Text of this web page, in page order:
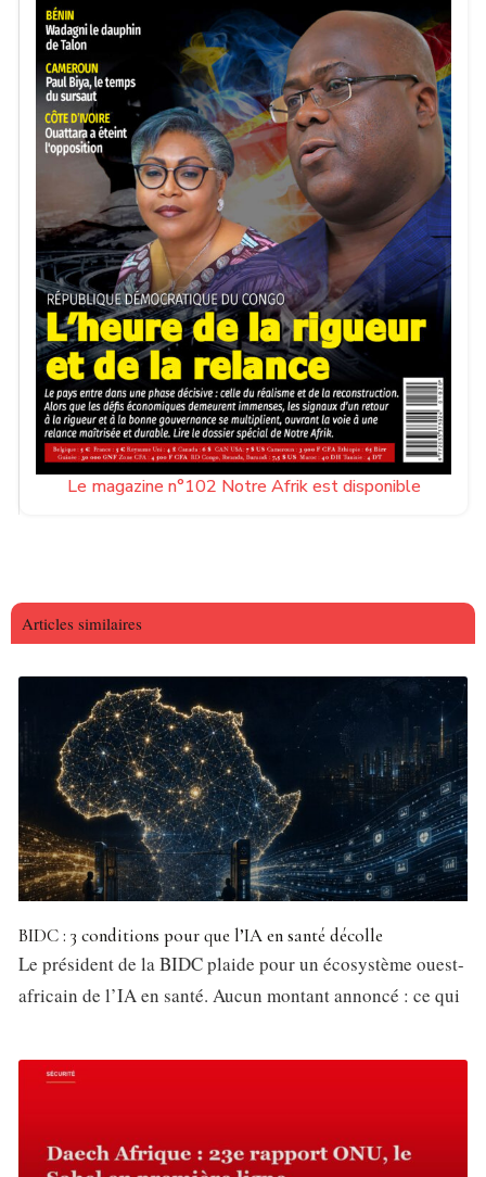
Le magazine n°102 Notre Afrik est disponible
Articles similaires
BIDC : 3 conditions pour que l’IA en santé décolle
Le président de la BIDC plaide pour un écosystème ouest-
africain de l’IA en santé. Aucun montant annoncé : ce qui